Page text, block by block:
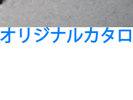
リジナルカタロ